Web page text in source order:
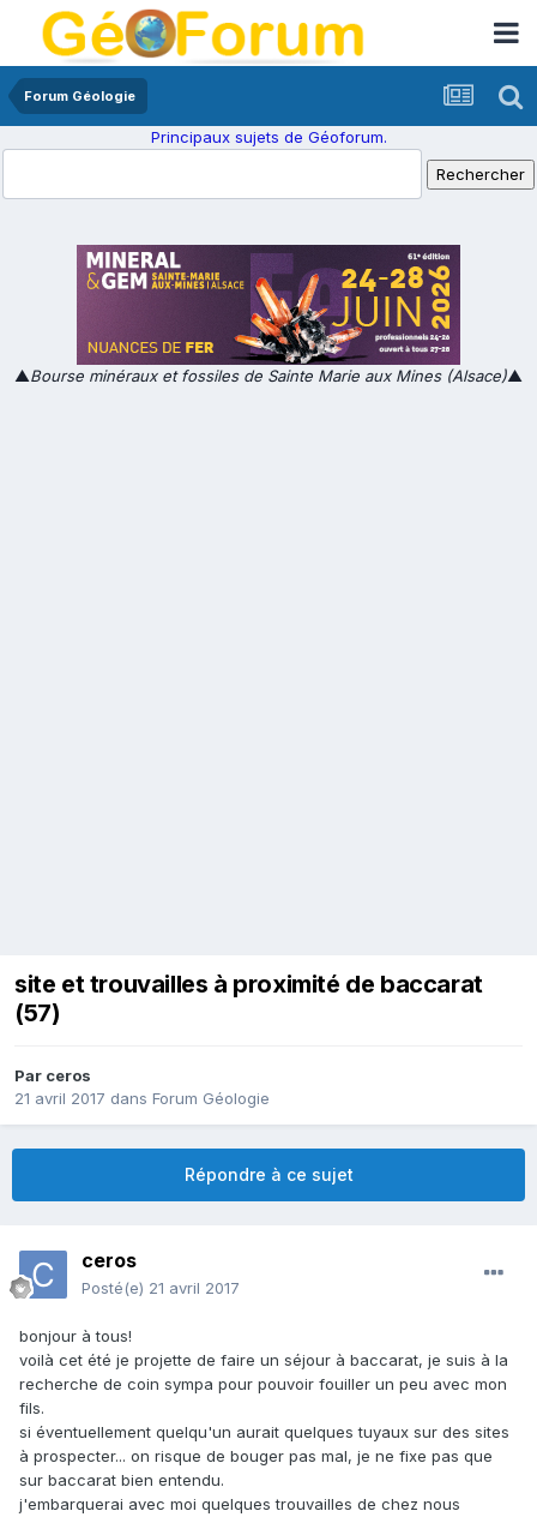
Forum Géologie
Principaux sujets de Géoforum.
▲Bourse minéraux et fossiles de Sainte Marie aux Mines (Alsace)▲
site et trouvailles à proximité de baccarat
(57)
Par ceros
21 avril 2017 dans Forum Géologie
Répondre à ce sujet
ceros
Posté(e) 21 avril 2017
bonjour à tous!
voilà cet été je projette de faire un séjour à baccarat, je suis à la
recherche de coin sympa pour pouvoir fouiller un peu avec mon
fils.
si éventuellement quelqu'un aurait quelques tuyaux sur des sites
à prospecter... on risque de bouger pas mal, je ne fixe pas que
sur baccarat bien entendu.
j'embarquerai avec moi quelques trouvailles de chez nous